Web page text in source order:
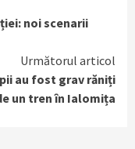
noi scenarii
Următorul articol
au fost grav răniți
un tren în Ialomița